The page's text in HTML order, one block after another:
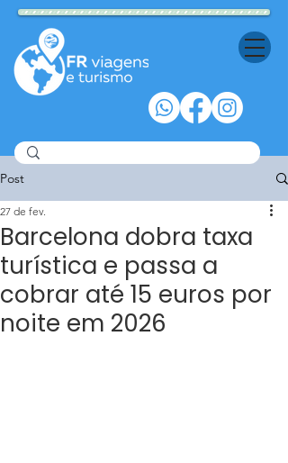
Post
Barcelona dobra taxa
turística e passa a
cobrar até 15 euros por
noite em 2026
27 de fev.